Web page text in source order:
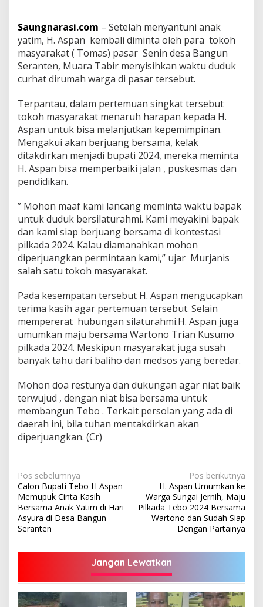
Saungnarasi.com – Setelah menyantuni anak
yatim, H. Aspan kembali diminta oleh para tokoh
masyarakat ( Tomas) pasar Senin desa Bangun
Seranten, Muara Tabir menyisihkan waktu duduk
curhat dirumah warga di pasar tersebut.
Terpantau, dalam pertemuan singkat tersebut
tokoh masyarakat menaruh harapan kepada H.
Aspan untuk bisa melanjutkan kepemimpinan.
Mengakui akan berjuang bersama, kelak
ditakdirkan menjadi bupati 2024, mereka meminta
H. Aspan bisa memperbaiki jalan , puskesmas dan
pendidikan.
” Mohon maaf kami lancang meminta waktu bapak
untuk duduk bersilaturahmi. Kami meyakini bapak
dan kami siap berjuang bersama di kontestasi
pilkada 2024. Kalau diamanahkan mohon
diperjuangkan permintaan kami,” ujar Murjanis
salah satu tokoh masyarakat.
Pada kesempatan tersebut H. Aspan mengucapkan
terima kasih agar pertemuan tersebut. Selain
mempererat hubungan silaturahmi.H. Aspan juga
umumkan maju bersama Wartono Trian Kusumo
pilkada 2024. Meskipun masyarakat juga susah
banyak tahu dari baliho dan medsos yang beredar.
Mohon doa restunya dan dukungan agar niat baik
terwujud , dengan niat bisa bersama untuk
membangun Tebo . Terkait persolan yang ada di
daerah ini, bila tuhan mentakdirkan akan
diperjuangkan. (Cr)
Navigasi
pos
Pos sebelumnya
Calon Bupati Tebo H Aspan
Memupuk Cinta Kasih
Bersama Anak Yatim di Hari
Asyura di Desa Bangun
Seranten
Pos berikutnya
H. Aspan Umumkan ke
Warga Sungai Jernih, Maju
Pilkada Tebo 2024 Bersama
Wartono dan Sudah Siap
Dengan Partainya
Jangan Lewatkan